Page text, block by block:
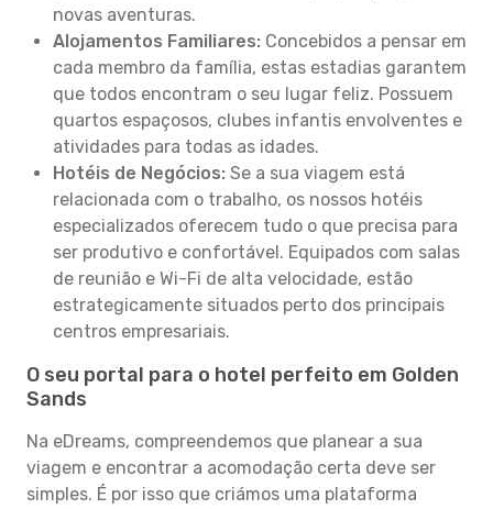
novas aventuras.
Alojamentos Familiares: Concebidos a pensar em
cada membro da família, estas estadias garantem
que todos encontram o seu lugar feliz. Possuem
quartos espaçosos, clubes infantis envolventes e
atividades para todas as idades.
Hotéis de Negócios: Se a sua viagem está
relacionada com o trabalho, os nossos hotéis
especializados oferecem tudo o que precisa para
ser produtivo e confortável. Equipados com salas
de reunião e Wi-Fi de alta velocidade, estão
estrategicamente situados perto dos principais
centros empresariais.
O seu portal para o hotel perfeito em Golden
Sands
Na eDreams, compreendemos que planear a sua
viagem e encontrar a acomodação certa deve ser
simples. É por isso que criámos uma plataforma